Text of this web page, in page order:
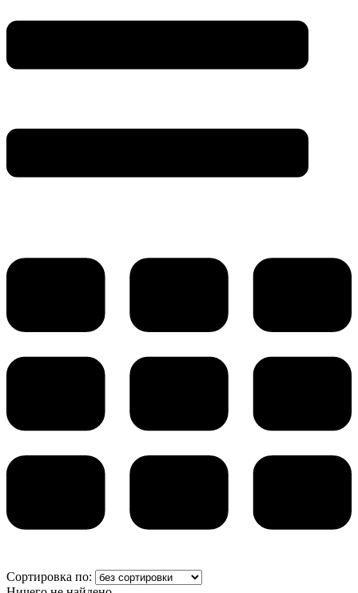
Сортировка по: